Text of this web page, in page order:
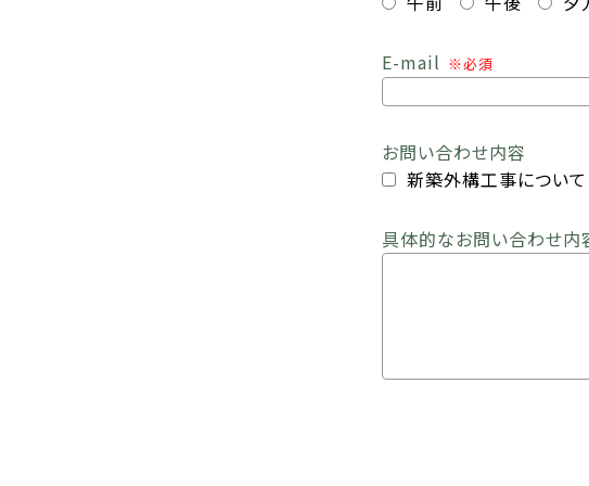
E-mail ※必須
お問い合わせ内容
新築外構工事について
具体的なお問い合わせ内